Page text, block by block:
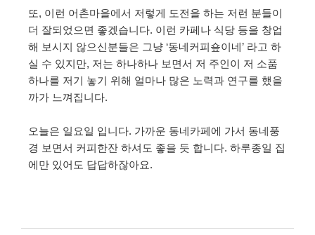
또, 이런 어촌마을에서 저렇게 도전을 하는 저런 분들이
더 잘되었으면 좋겠습니다. 이런 카페나 식당 등을 창업
해 보시지 않으신분들은 그냥 ‘동네커피숖이네’ 라고 하
실 수 있지만, 저는 하나하나 보면서 저 주인이 저 소품
하나를 저기 놓기 위해 얼마나 많은 노력과 연구를 했을
까가 느껴집니다.
오늘은 일요일 입니다. 가까운 동네카페에 가서 동네풍
경 보면서 커피한잔 하셔도 좋을 듯 합니다. 하루종일 집
에만 있어도 답답하잖아요.